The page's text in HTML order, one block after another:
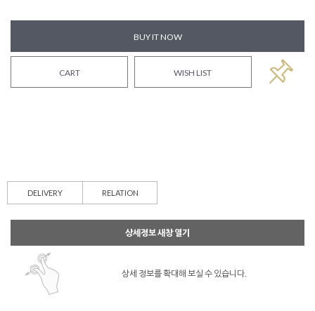
BUY IT NOW
CART WISH LIST
DELIVERY RELATION
상세정보 새창 열기
상세 정보를 확대해 보실 수 있습니다.